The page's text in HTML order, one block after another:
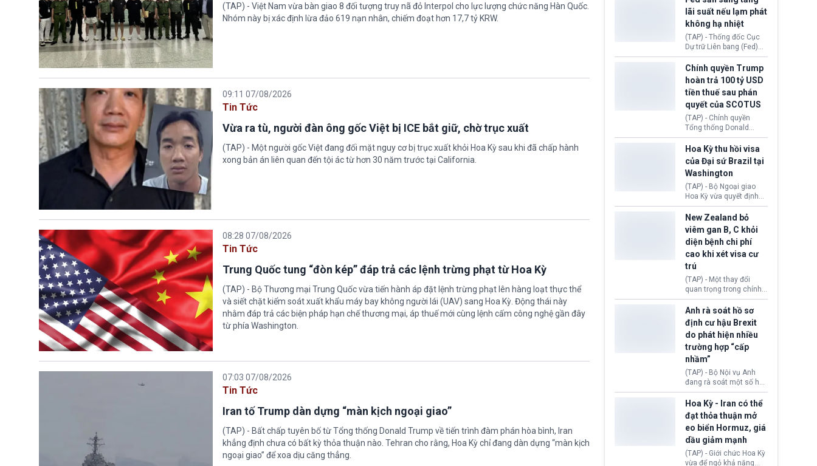
(TAP) - Việt Nam vừa bàn giao 8 đối tượng truy nã đỏ Interpol cho lực lượng chức năng Hàn Quốc.
Nhóm này bị xác định lừa đảo 619 nạn nhân, chiếm đoạt hơn 17,7 tỷ KRW.
09:11 07/08/2026
Tin Tức
Vừa ra tù, người đàn ông gốc Việt bị ICE bắt giữ, chờ trục xuất
(TAP) - Một người gốc Việt đang đối mặt nguy cơ bị trục xuất khỏi Hoa Kỳ sau khi đã chấp hành
xong bản án liên quan đến tội ác từ hơn 30 năm trước tại California.
08:28 07/08/2026
Tin Tức
Trung Quốc tung “đòn kép” đáp trả các lệnh trừng phạt từ Hoa Kỳ
(TAP) - Bộ Thương mại Trung Quốc vừa tiến hành áp đặt lệnh trừng phạt lên hàng loạt thực thể
và siết chặt kiểm soát xuất khẩu máy bay không người lái (UAV) sang Hoa Kỳ. Động thái này
nhằm đáp trả các biện pháp hạn chế thương mại, áp thuế mới cùng lệnh cấm công nghệ gần đây
từ phía Washington.
07:03 07/08/2026
Tin Tức
Iran tố Trump dàn dựng “màn kịch ngoại giao”
(TAP) - Bất chấp tuyên bố từ Tổng thống Donald Trump về tiến trình đàm phán hòa bình, Iran
khẳng định chưa có bất kỳ thỏa thuận nào. Tehran cho rằng, Hoa Kỳ chỉ đang dàn dựng “màn kịch
ngoại giao” để xoa dịu căng thẳng.
Morocco.
hiến tạng Network for
Hope (bang Kentucky).
Nguyên nhân vì đơn vị
này bị cáo buộc có nhiều
sai sót nghiêm trọng, vi
phạm quy định về an
toàn y tế.
lãi suất nếu lạm phát
không hạ nhiệt
(TAP) - Thống đốc Cục
Dự trữ Liên bang (Fed)
Lisa Cook nói sẽ ủng hộ
tăng lãi suất nếu lạm
phát ở Hoa Kỳ không tiếp
tục giảm trong thời gian
tới.
Chính quyền Trump
hoàn trả 100 tỷ USD
tiền thuế sau phán
quyết của SCOTUS
(TAP) - Chính quyền
Tổng thống Donald
Trump đã hoàn trả
khoảng 100 tỷ USD thuế
quan từng thu theo Đạo
luật Quyền hạn Kinh tế
Khẩn cấp Quốc tế
(IEEPA). Động thái này
diễn ra sau phán quyết
hồi tháng 2 bởi Tòa án
Tối cao Hoa Kỳ
(SCOTUS) khi tuyên bố,
việc áp thuế diện rộng là
hoàn toàn bất hợp pháp.
Hoa Kỳ thu hồi visa
của Đại sứ Brazil tại
Washington
(TAP) - Bộ Ngoại giao
Hoa Kỳ vừa quyết định
thu hồi thị thực (visa)
của bà Maria Luiza
Ribeiro Viotti - Đại sứ
Brazil tại Washington.
Động thái trên diễn ra
trong bối cảnh tranh
chấp ngoại giao giữa
chính quyền Tổng thống
Donald Trump và chính
phủ cánh tả Tổng thống
da Silva đang leo thang
gay gắt.
New Zealand bỏ
viêm gan B, C khỏi
diện bệnh chi phí
cao khi xét visa cư
trú
(TAP) - Một thay đổi
quan trọng trong chính
sách nhập cư của New
Zealand đang mở ra
thêm cơ hội cho nhiều
người muốn định cư. Từ
nay, người mắc viêm
gan B hoặc viêm gan C
sẽ không còn bị mặc
định không đáp ứng tiêu
chuẩn sức khỏe chỉ vì
chi phí điều trị khi nộp hồ
Anh rà soát hồ sơ
định cư hậu Brexit
do phát hiện nhiều
trường hợp “cấp
nhầm”
(TAP) - Bộ Nội vụ Anh
đang rà soát một số hồ
sơ thuộc Chương trình
Định cư EU (EU
Settlement Scheme -
EUSS) sau khi xác định
có trường hợp được cấp
quy chế cư trú hậu
Brexit “do nhầm lẫn”.
Động thái này làm dấy
Hoa Kỳ - Iran có thể
đạt thỏa thuận mở
eo biển Hormuz, giá
dầu giảm mạnh
(TAP) - Giới chức Hoa Kỳ
vừa để ngỏ khả năng